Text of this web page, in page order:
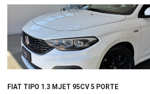
FIAT TIPO 1.3 MJET 95CV 5 PORTE